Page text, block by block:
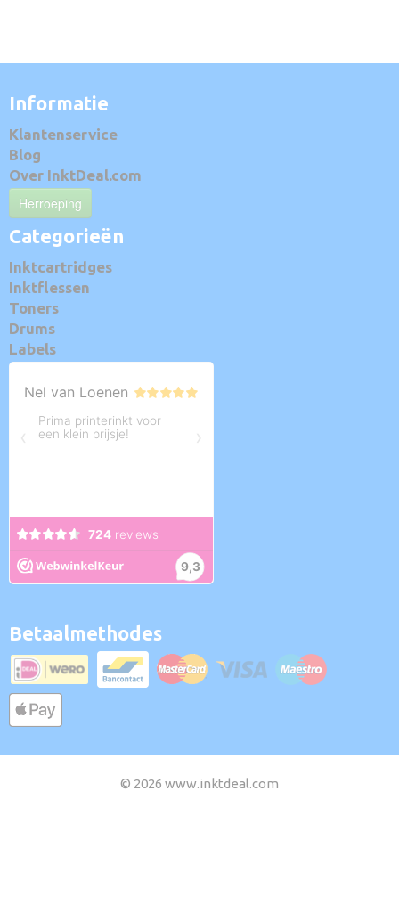
Informatie
Klantenservice
Blog
Over InktDeal.com
Herroeping
Categorieën
Inktcartridges
Inktflessen
Toners
Drums
Labels
Betaalmethodes
© 2026 www.inktdeal.com